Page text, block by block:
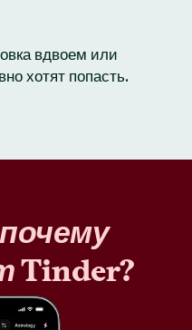
вдвоем или
хотят попасть.
почему
Tinder?